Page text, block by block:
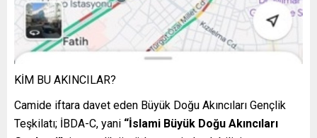
KİM BU AKINCILAR?
Camide iftara davet eden Büyük Doğu Akıncıları Gençlik
Teşkilatı; İBDA-C, yani “İslami Büyük Doğu Akıncıları